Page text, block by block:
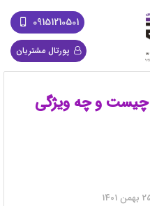
09151210501
پورتال مشتریان
تکنیکHero Header چیست و چه ویژگی